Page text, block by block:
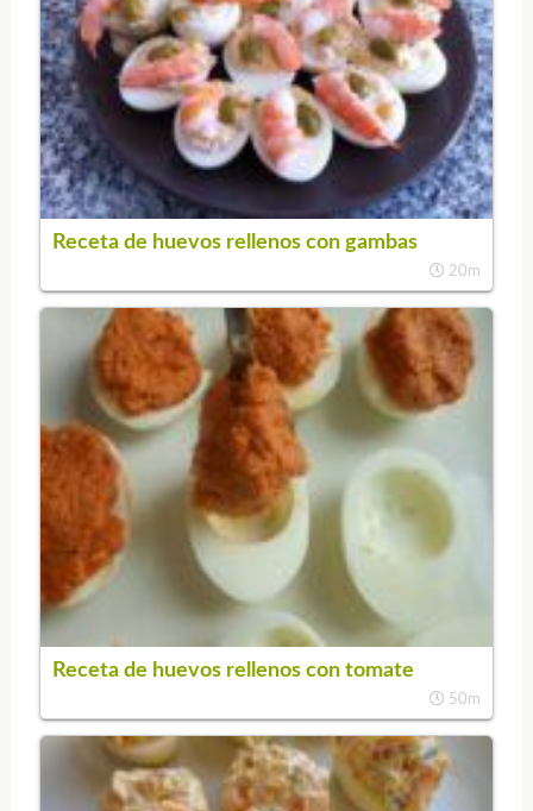
Receta de huevos rellenos con gambas
20m
Receta de huevos rellenos con tomate
50m